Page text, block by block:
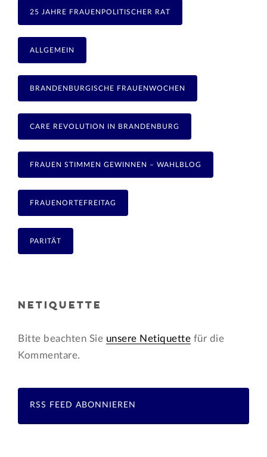
25 JAHRE FRAUENPOLITISCHER RAT
ALLGEMEIN
BRANDENBURGISCHE FRAUENWOCHEN
CARE REVOLUTION IN BRANDENBURG
FRAUEN STIMMEN GEWINNEN – WAHLBLOG
FRAUENORTEFREITAG
PARITÄT
NETIQUETTE
Bitte beachten Sie unsere Netiquette für die
Kommentare.
RSS FEED ABONNIEREN